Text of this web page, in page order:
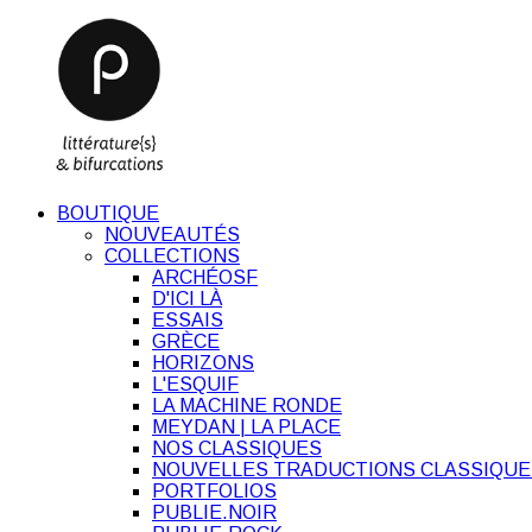
BOUTIQUE
NOUVEAUTÉS
COLLECTIONS
ARCHÉOSF
D'ICI LÀ
ESSAIS
GRÈCE
HORIZONS
L'ESQUIF
LA MACHINE RONDE
MEYDAN | LA PLACE
NOS CLASSIQUES
NOUVELLES TRADUCTIONS
PORTFOLIOS
PUBLIE.NOIR